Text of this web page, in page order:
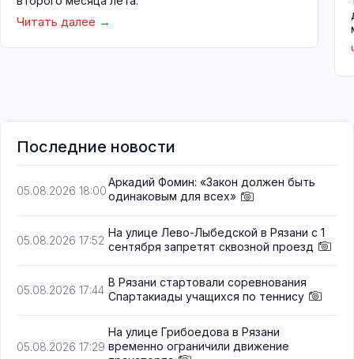
Читать далее
Последние новости
05.08.2026 18:00
Аркадий Фомин: «Закон должен быть
одинаковым для всех»
05.08.2026 17:52
На улице Лево-Лыбедской в Рязани с 1
сентября запретят сквозной проезд
05.08.2026 17:44
В Рязани стартовали соревнования
Спартакиады учащихся по теннису
05.08.2026 17:29
На улице Грибоедова в Рязани
временно ограничили движение